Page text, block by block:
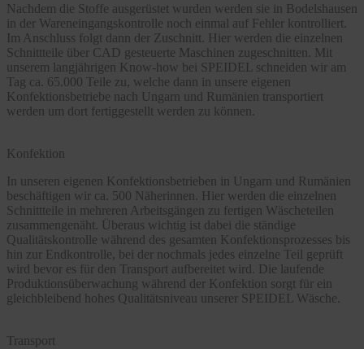
Nachdem die Stoffe ausgerüstet wurden werden sie in Bodelshausen
in der Wareneingangskontrolle noch einmal auf Fehler kontrolliert.
Im Anschluss folgt dann der Zuschnitt. Hier werden die einzelnen
Schnittteile über CAD gesteuerte Maschinen zugeschnitten. Mit
unserem langjährigen Know-how bei SPEIDEL schneiden wir am
Tag ca. 65.000 Teile zu, welche dann in unsere eigenen
Konfektionsbetriebe nach Ungarn und Rumänien transportiert
werden um dort fertiggestellt werden zu können.
Konfektion
In unseren eigenen Konfektionsbetrieben in Ungarn und Rumänien
beschäftigen wir ca. 500 Näherinnen. Hier werden die einzelnen
Schnittteile in mehreren Arbeitsgängen zu fertigen Wäscheteilen
zusammengenäht. Überaus wichtig ist dabei die ständige
Qualitätskontrolle während des gesamten Konfektionsprozesses bis
hin zur Endkontrolle, bei der nochmals jedes einzelne Teil geprüft
wird bevor es für den Transport aufbereitet wird. Die laufende
Produktionsüberwachung während der Konfektion sorgt für ein
gleichbleibend hohes Qualitätsniveau unserer SPEIDEL Wäsche.
Transport